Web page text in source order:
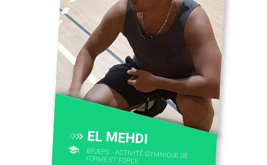
EL MEHDI
BPJEPS - ACTIVITÉ GYMNIQUE DE
FORME ET FORCE